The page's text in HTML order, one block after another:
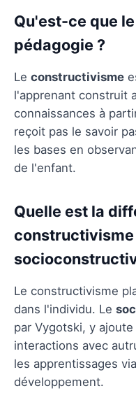
Qu'est-ce que
pédagogie ?
Le constructivisme
l'apprenant construit
connaissances à
reçoit pas le savoir
les bases en
de l'enfant.
Quelle est la
Le constructivisme
dans l'individu. Le
par Vygotski, y
interactions avec
les apprentissages
développement.